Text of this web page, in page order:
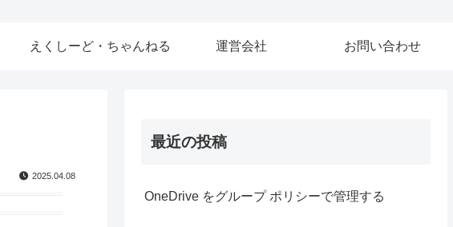
えくしーど・ちゃんねる 運営会社 お問い合わせ
2025.04.08
最近の投稿
OneDrive をグループ ポリシーで管理する